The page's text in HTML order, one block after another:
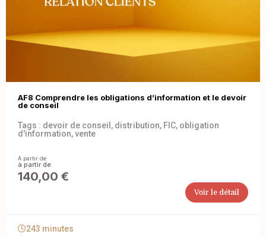
AF8 Comprendre les obligations d’information et le devoir
de conseil
Tags : devoir de conseil , distribution, FIC, obligation
d'information,vente
À partir de
140,00 €
Voir le détail
243 minutes